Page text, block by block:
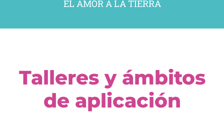
EL AMOR A LA TIERRA
Talleres y ámbitos
de aplicación